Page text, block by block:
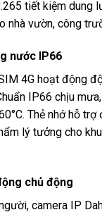
tiết kiệm dung
nhà vườn, công
nước IP66
4G hoạt động
IP66 chịu
Thẻ nhớ hỗ trợ
lý tưởng cho
chủ động
camera IP